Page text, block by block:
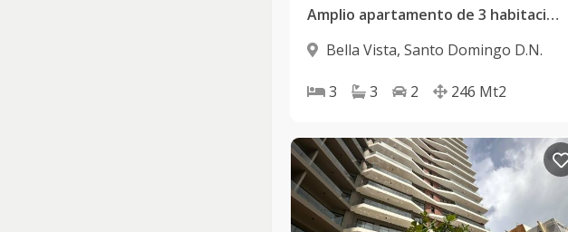
Amplio apartamento de 3 habitaciones con 280 metros en Bella Vista
Bella Vista, Santo Domingo D.N.
3 3 2 246 Mt2